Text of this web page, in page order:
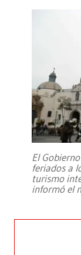
El
feriados a
turismo
informó el